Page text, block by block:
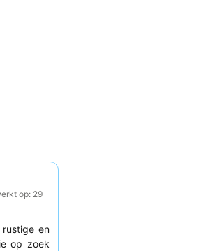
op: 29
en
op zoek